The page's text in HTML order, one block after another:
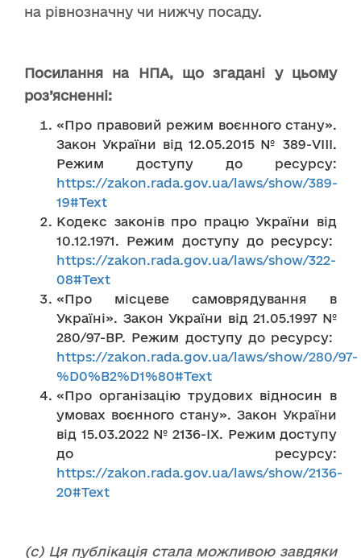
на рівнозначну чи нижчу посаду.
Посилання на НПА, що згадані у цьому
роз’ясненні:
«Про правовий режим воєнного стану».
Закон України від 12.05.2015 № 389-VIII.
Режим доступу до ресурсу:
https://zakon.rada.gov.ua/laws/show/389-
19#Text
Кодекс законів про працю України від
10.12.1971. Режим доступу до ресурсу:
https://zakon.rada.gov.ua/laws/show/322-
08#Text
«Про місцеве самоврядування в
Україні». Закон України від 21.05.1997 №
280/97-ВР. Режим доступу до ресурсу:
https://zakon.rada.gov.ua/laws/show/280/97-
%D0%B2%D1%80#Text
«Про організацію трудових відносин в
умовах воєнного стану». Закон України
від 15.03.2022 № 2136-IX. Режим доступу
до ресурсу:
https://zakon.rada.gov.ua/laws/show/2136-
20#Text
(с) Ця публікація стала можливою завдяки